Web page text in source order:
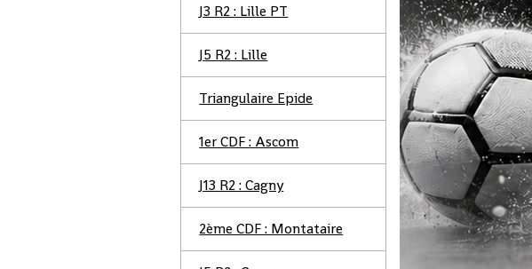
J3 R2 : Lille PT
J5 R2 : Lille
Triangulaire Epide
1er CDF : Ascom
J13 R2 : Cagny
2ème CDF : Montataire